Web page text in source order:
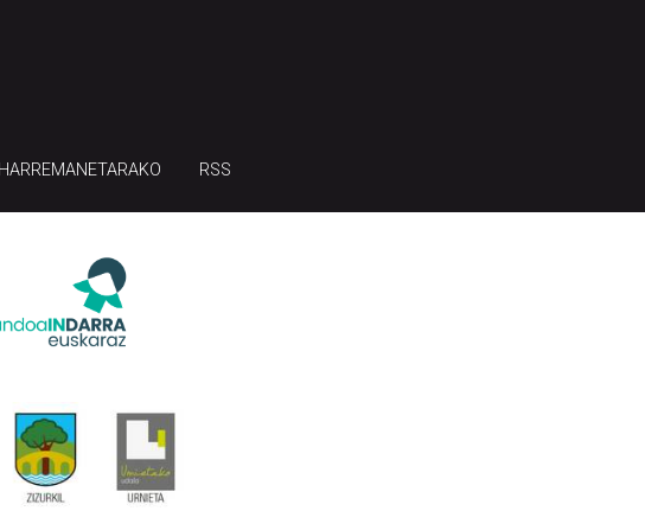
HARREMANETARAKO RSS